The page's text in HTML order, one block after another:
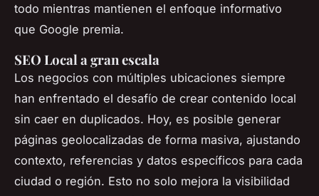
todo mientras mantienen el enfoque informativo
que Google premia.
SEO Local a gran escala
Los negocios con múltiples ubicaciones siempre
han enfrentado el desafío de crear contenido local
sin caer en duplicados. Hoy, es posible generar
páginas geolocalizadas de forma masiva, ajustando
contexto, referencias y datos específicos para cada
ciudad o región. Esto no solo mejora la visibilidad